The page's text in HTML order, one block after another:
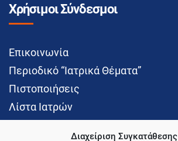
Διαχείριση Συγκατάθεσης
Χρήσιμοι Σύνδεσμοι
Επικοινωνία
Περιοδικό “Ιατρικά Θέματα”
Πιστοποιήσεις
Λίστα Ιατρών